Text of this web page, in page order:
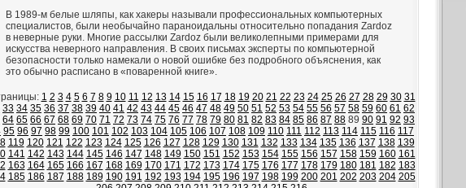
В 1989-м белые шляпы, как хакеры называли профессиональных компьютерных
специалистов, были необычайно параноидальны относительно попадания Zardoz
в неверные руки. Многие рассылки Zardoz были великолепными примерами для
искусства неверного направления. В своих письмах эксперты по компьютерной
безопасности только намекали о новой ошибке без подробного объяснения, как
это обычно расписано в «поваренной книге».
1 2 3 4 5 6 7 8 9 10 11 12 13 14 15 16 17 18 19 20 21 22 23 24 25 26 27 28 29 30 31
33 34 35 36 37 38 39 40 41 42 43 44 45 46 47 48 49 50 51 52 53 54 55 56 57 58 59 60 61 62
64 65 66 67 68 69 70 71 72 73 74 75 76 77 78 79 80 81 82 83 84 85 86 87 88 89 90 91 92 93
95 96 97 98 99 100 101 102 103 104 105 106 107 108 109 110 111 112 113 114 115 116 117
119 120 121 122 123 124 125 126 127 128 129 130 131 132 133 134 135 136 137 138 139
141 142 143 144 145 146 147 148 149 150 151 152 153 154 155 156 157 158 159 160 161
163 164 165 166 167 168 169 170 171 172 173 174 175 176 177 178 179 180 181 182 183
185 186 187 188 189 190 191 192 193 194 195 196 197 198 199 200 201 202 203 204 205